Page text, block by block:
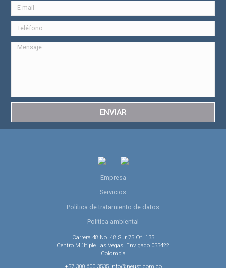
ENVIAR
Empresa
Servicios
Política de tratamiento de datos
Política ambiental
Carrera 48 No. 48 Sur 75 Of. 135
Centro Múltiple Las Vegas. Envigado 055422
Colombia
+57 300 600 3535 info@neust.com.co